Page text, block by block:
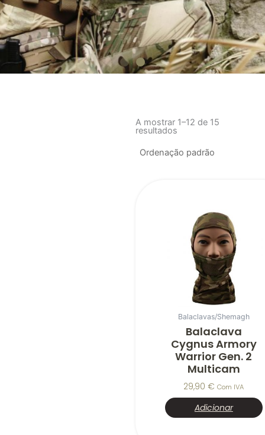
A mostrar 1–12 de 15
resultados
Balaclavas/Shemagh
Balaclava
Cygnus Armory
Warrior Gen. 2
Multicam
29,90€ Com IVA
Adicionar